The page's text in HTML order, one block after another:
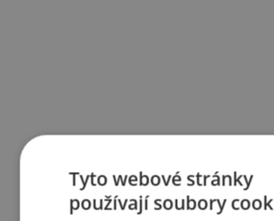
Tyto webové stránky
používají soubory